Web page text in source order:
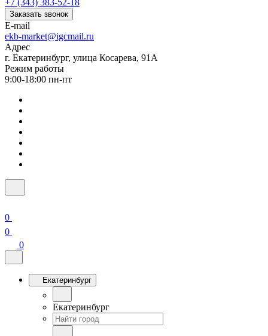
+7 (343) 383-52-18
Заказать звонок
E-mail
ekb-market@igcmail.ru
Адрес
г. Екатеринбург, улица Косарева, 91А
Режим работы
9:00-18:00 пн-пт
0
0
0
Екатеринбург
Екатеринбург